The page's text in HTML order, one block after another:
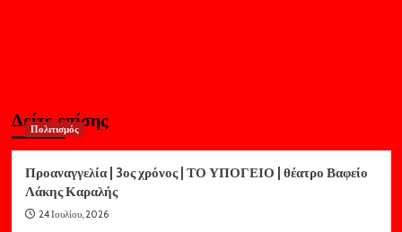
Δείτε επίσης
Πολιτισμός
Προαναγγελία | 3ος χρόνος | ΤΟ ΥΠΟΓΕΙΟ | θέατρο Βαφείο
Λάκης Καραλής
24 Ιουλίου, 2026